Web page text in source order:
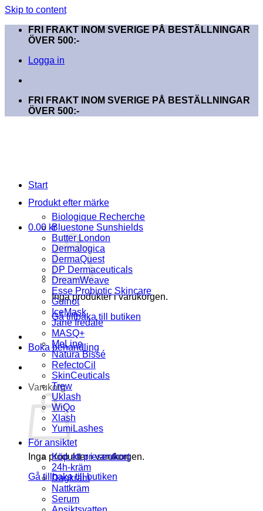
Skip to content
FRI FRAKT INOM SVERIGE PÅ BESTÄLLNINGAR
ÖVER 500:-
Logga in
FRI FRAKT INOM SVERIGE PÅ BESTÄLLNINGAR
ÖVER 500:-
0.00 kr
Inga produkter i varukorgen.
Gå tillbaka till butiken
Boka behandling
Varukorg
Inga produkter i varukorgen.
Gå tillbaka till butiken
Start
Produkt efter märke
Biologique Recherche
Bluestone Sunshields
Butter London
Dermalogica
DermaQuest
DP Dermaceuticals
DreamWeave
Esse Probiotic Skincare
Guinot
IceMask
Jane Iredale
MASQ+
MeLine
Natura Bissé
RefectoCil
SkinCeuticals
Trew
Uklash
WiQo
Xlash
YumiLashes
För ansiktet
Köp ett presentkort
24h-kräm
Dagkräm
Nattkräm
Serum